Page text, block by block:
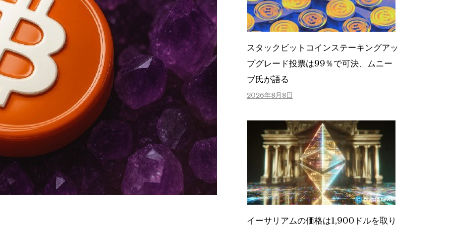
スタックビットコインステーキングアッ
プグレード投票は99％で可決、ムニー
ブ氏が語る
2026年8月8日
イーサリアムの価格は1,900ドルを取り